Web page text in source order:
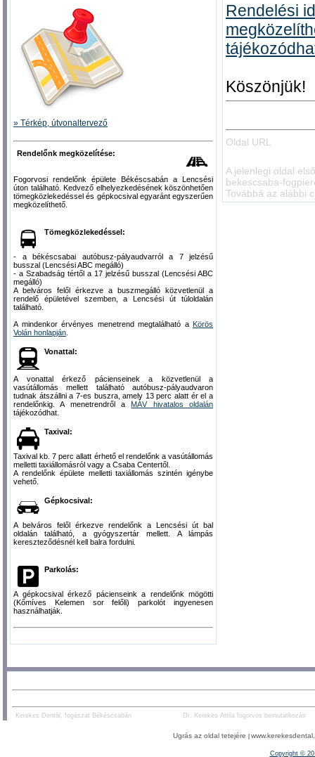
» Térkép, útvonaltervező
Rendelőnk megközelítése:
Fogorvosi rendelőnk épülete Békéscsabán a Lencsési
úton található. Kedvező elhelyezkedésének köszönhetően
tömegközlekedéssel és gépkocsival egyaránt egyszerűen
megközelíthető.
Tömegközlekedéssel:
- a békéscsabai autóbusz-pályaudvarról a 7 jelzésű
busszal (Lencsési ABC megálló)
- a Szabadság tértől a 17 jelzésű busszal (Lencsési ABC
megálló)
A belváros felől érkezve a buszmegálló közvetlenül a
rendelő épületével szemben, a Lencsési út túloldalán
található.
A mindenkor érvényes menetrend megtalálható a Körös
Volán honlapján
Vonattal:
A vonattal érkező pácienseinek a közvetlenül a
vasútállomás mellett található autóbusz-pályaudvaron
tudnak átszállni a 7-es buszra, amely 13 perc alatt ér el a
rendelőnkig. A menetrendről aMÁV hivatalos oldalán
tájékozódhat.
Taxival:
Taxival kb. 7 perc allatt érhető el rendelőnk a vasútállomás
melletti taxiállomásról vagy a Csaba Centertől.
A rendelőnk épülete melletti taxiállomás szintén igénybe
vehető.
Gépkocsival:
A belváros felől érkezve rendelőnk a Lencsési út bal
oldalán található, a gyógyszertár mellett. A lámpás
kereszteződésnél kell balra fordulni.
Parkolás:
A gépkocsival érkező pácienseink a rendelőnk mögötti
(Kőmíves Kelemen sor felőli) parkolót ingyenesen
használhatják.
Rendelési
Köszönjük!
Oldal URL
A jelenlegi oldal
bekescsaba-
Továbbá az alábbi
Kerekes Dentál, fogászat Békéscsabán Dr. Kerekes Attila fogorvos bemutatkozás
Ugrás az oldal tetejére
Copyright ©